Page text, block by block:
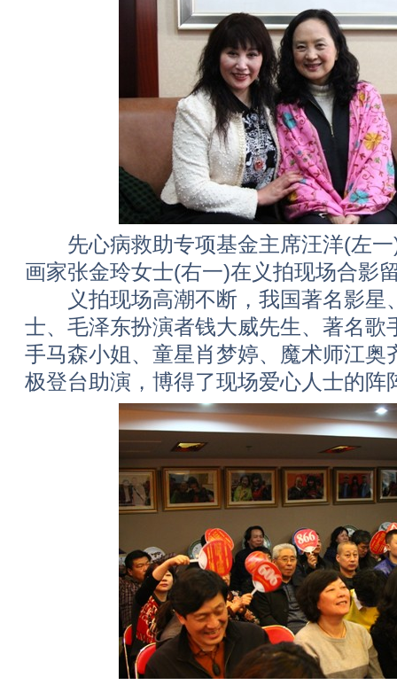
先心病救助专项基金主席汪洋(左一
画家张金玲女士(右一)在义拍现场合影
义拍现场高潮不断，我国著名影星
士、毛泽东扮演者钱大威先生、著名歌
手马森小姐、童星肖梦婷、魔术师江奥
极登台助演，博得了现场爱心人士的阵